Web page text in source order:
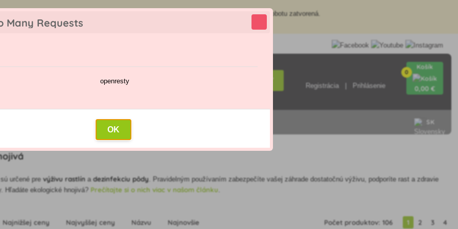
Many Requests
openresty
OK
Tovar skladom pripravíme do 30 min na základe objednávky. Predajňa je v sobotu zatvorená.
Hľadať
Registrácia Prihlásenie
0
Košík
0,00 €
SK
Kalendár postrekov Veľkoobchod
určené prevýživu rastlín adezinfekciu pôdy . Pravidelným používaním zabezpečíte vašej záhrade dostatočnú výživu, podporíte rast a zdravie
Hľadáte ekologické hnojivá? Prečítajte si o nich viac v našom článku
Najnižšej ceny Najvyššej ceny Názvu Najnovšie Počet produktov: 106 1 2 3 4